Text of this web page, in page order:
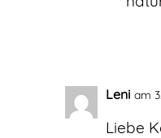
Leni am
Liebe